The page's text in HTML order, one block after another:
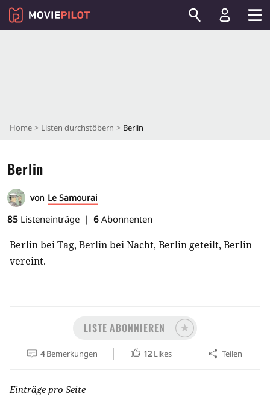
Home Listen durchstöbern Berlin
Berlin
von Le Samourai
85 Listeneinträge 6 Abonnenten
Berlin bei Tag, Berlin bei Nacht, Berlin geteilt, Berlin
vereint.
LISTE ABONNIEREN
4 Bemerkungen 12 Likes Teilen
Einträge pro Seite